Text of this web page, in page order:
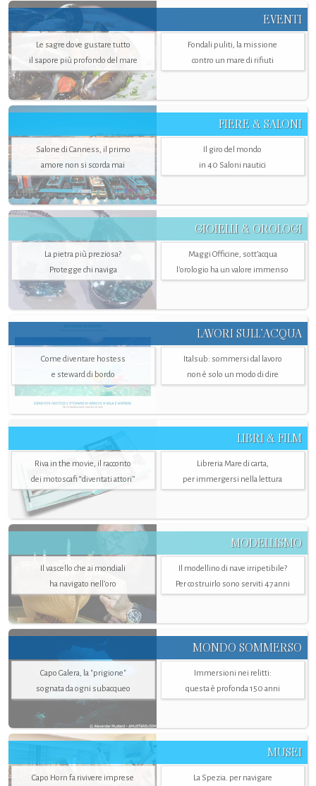
EVENTI
Le sagre dove gustare tutto
il sapore più profondo del mare
Fondali puliti, la missione
contro un mare di rifiuti
FIERE & SALONI
Salone di Canness, il primo
amore non si scorda mai
Il giro del mondo
in 40 Saloni nautici
GIOIELLI & OROLOGI
La pietra più preziosa?
Protegge chi naviga
Maggi Officine, sott’acqua
l'orologio ha un valore immenso
LAVORI SULL’ACQUA
Come diventare hostess
e steward di bordo
Italsub: sommersi dal lavoro
non è solo un modo di dire
LIBRI & FILM
Riva in the movie, il racconto
dei motoscafi “diventati attori”
Libreria Mare di carta,
per immergersi nella lettura
MODELLISMO
Il vascello che ai mondiali
ha navigato nell’oro
Il modellino di nave irripetibile?
Per costruirlo sono serviti 47 anni
MONDO SOMMERSO
Capo Galera, la "prigione"
sognata da ogni subacqueo
Immersioni nei relitti:
questa è profonda 150 anni
MUSEI
Capo Horn fa rivivere imprese
La Spezia. per navigare